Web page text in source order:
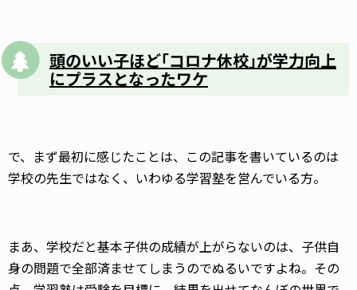
頭のいい子ほど｢コロナ休校｣が学力向上
にプラスとなったワケ
で、まず最初に感じたことは、この記事を書いているのは
学校の先生ではなく、いわゆる学習塾を営んでいる方。
まあ、学校だと基本子供の成績が上がらないのは、子供自
身の問題で全部済ませてしまうのでぬるいですよね。その